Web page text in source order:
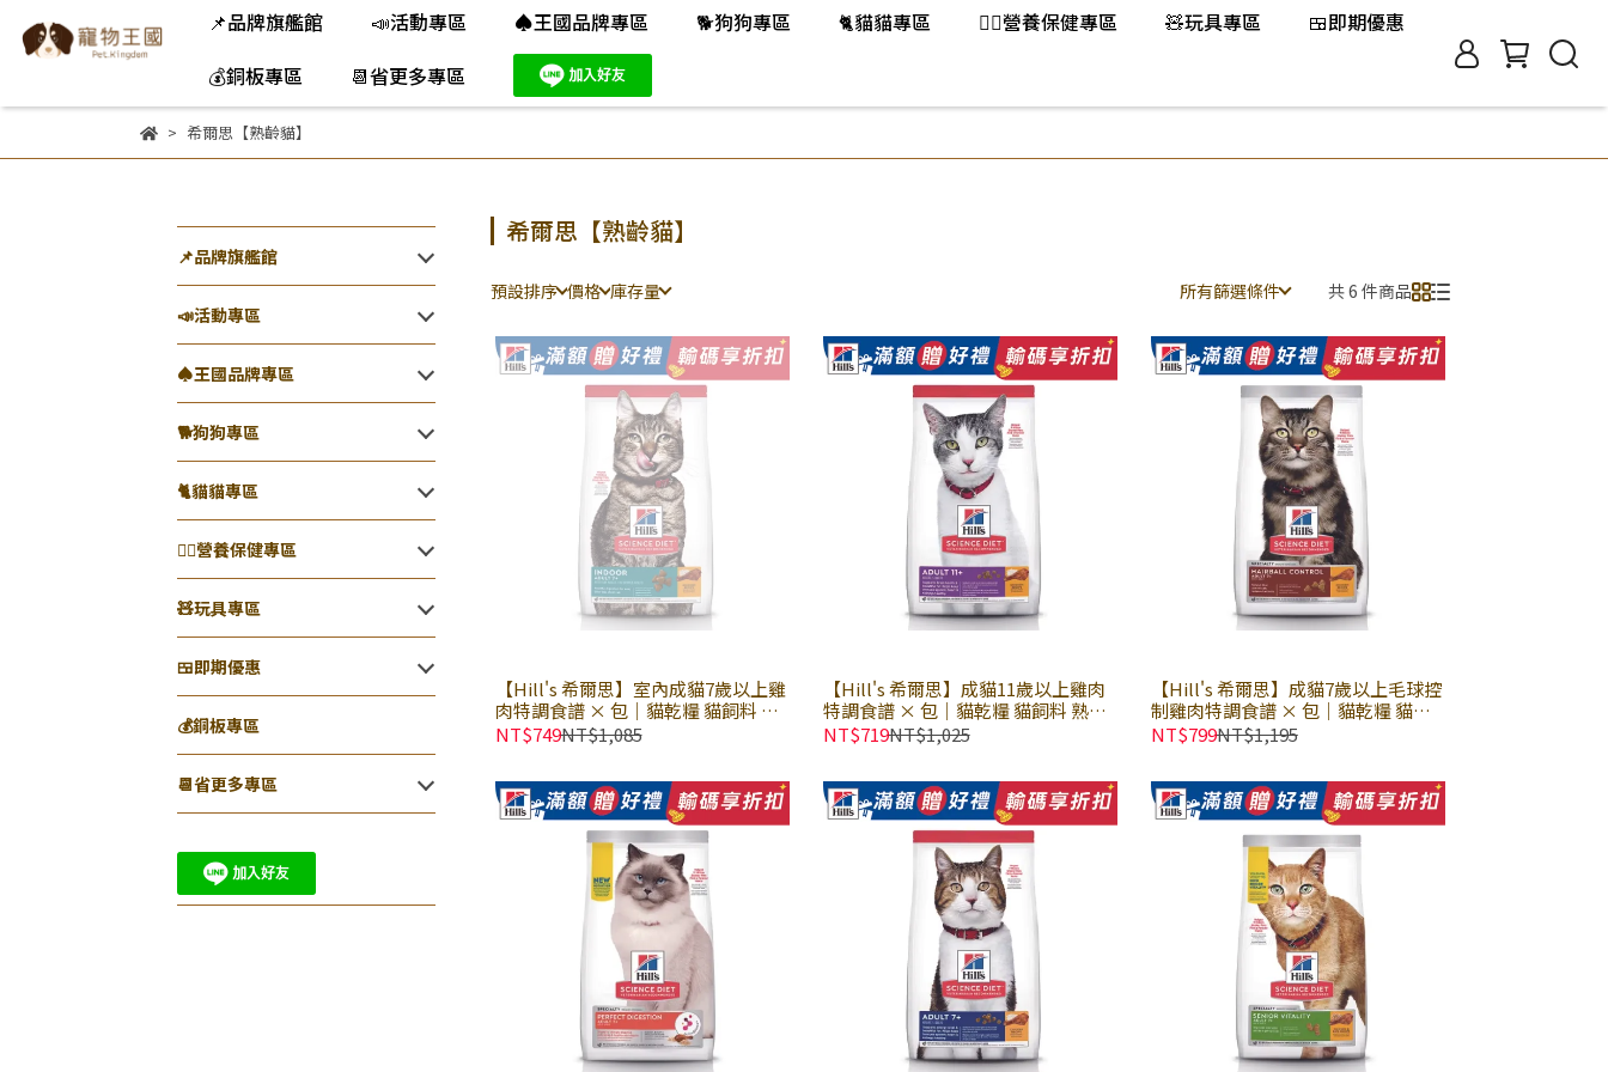
📌品牌旗艦館 📣活動專區 ♠王國品牌專區 🐕️狗狗專區 🐈️貓貓專區 👨‍⚕️營養保健專區 🧸玩具專區
🍱即期優惠
💰銅板專區
📆省更多專區
希爾思【熟齡貓】
📌品牌旗艦館
📣活動專區
♠王國品牌專區
🐕️狗狗專區
🐈️貓貓專區
👨‍⚕️營養保健專區
🧸玩具專區
🍱即期優惠
💰銅板專區
📆省更多專區
希爾思【熟齡貓】
預設排序 價格 庫存量 所有篩選條件 共 6 件商品
【Hill's 希爾思】室內成貓7歲以上雞
肉特調食譜 × 包｜貓乾糧 貓飼料 熟
齡 老貓飼料 希爾思貓飼料
NT$749NT$1,085
【Hill's 希爾思】成貓11歲以上雞肉
特調食譜 × 包｜貓乾糧 貓飼料 熟齡
老貓飼料 高齡適用 希爾思貓飼料
NT$719NT$1,025
【Hill's 希爾思】成貓7歲以上毛球控
制雞肉特調食譜 × 包｜貓乾糧 貓飼
料 化毛飼料 熟齡 老貓飼料 高齡貓 希
NT$799NT$1,195